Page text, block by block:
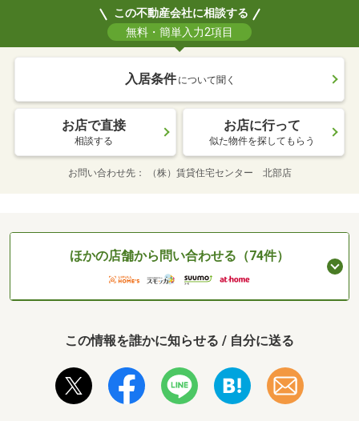
この不動産会社に相談する
無料・簡単入力2項目
入居条件 について聞く
お店で直接
相談する
お店に行って
似た物件を探してもらう
お問い合わせ先 （株）賃貸住宅センター 北部店
ほかの店舗から問い合わせる（74件）
この情報を誰かに知らせる / 自分に送る